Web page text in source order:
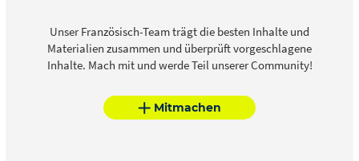
Unser Französisch-Team trägt die besten Inhalte und
Materialien zusammen und überprüft vorgeschlagene
Inhalte. Mach mit und werde Teil unserer Community!
Mitmachen